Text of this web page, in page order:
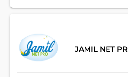
JAMIL NET